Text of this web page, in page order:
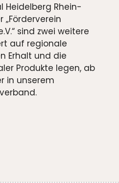
Heidelberg Rhein-
„Förderverein
sind zwei weitere
auf regionale
Erhalt und die
Produkte legen, ab
in unserem